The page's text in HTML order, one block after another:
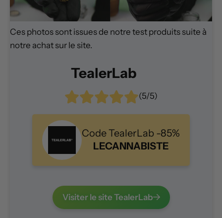
Ces photos sont issues de notre test produits suite à
notre achat sur le site.
TealerLab
(5/5)
Code TealerLab -85%
LECANNABISTE
Visiter le site TealerLab